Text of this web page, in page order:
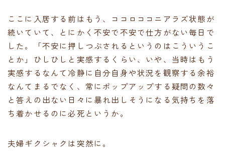
ここに入居する前はもう、ココロココニアラズ状態が
続いていて、とにかく不安で不安で仕方がない毎日で
した。「不安に押しつぶされるというのはこういうこ
とか」ひしひしと実感するくらい、いや、当時はもう
実感するなんて冷静に自分自身や状況を観察する余裕
なんてまるでなく、常にポップアップする疑問の数々
と答えの出ない日々に暴れ出しそうになる気持ちを落
ち着かせるのに必死というか。
夫婦ギクシャクは突然に。